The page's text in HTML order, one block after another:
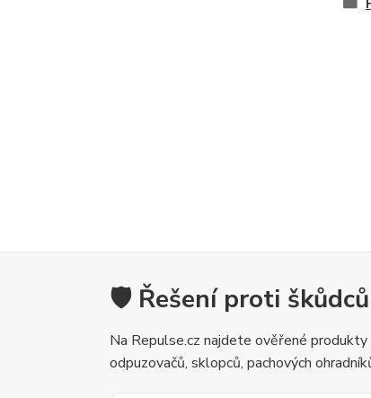
🛡️ Řešení proti
Na Repulse.cz najdete ověřené
odpuzovačů, sklopců, pachových